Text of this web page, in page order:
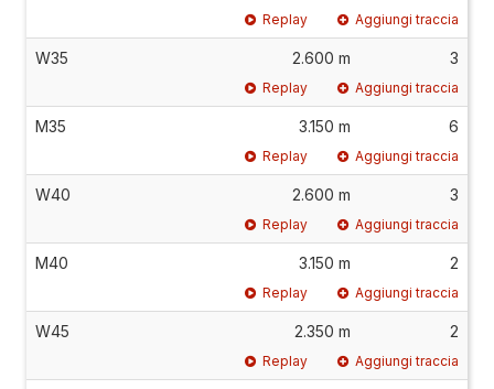
Replay Aggiungi traccia
W35 2.600 m 3
Replay Aggiungi traccia
M35 3.150 m 6
Replay Aggiungi traccia
W40 2.600 m 3
Replay Aggiungi traccia
M40 3.150 m 2
Replay Aggiungi traccia
W45 2.350 m 2
Replay Aggiungi traccia